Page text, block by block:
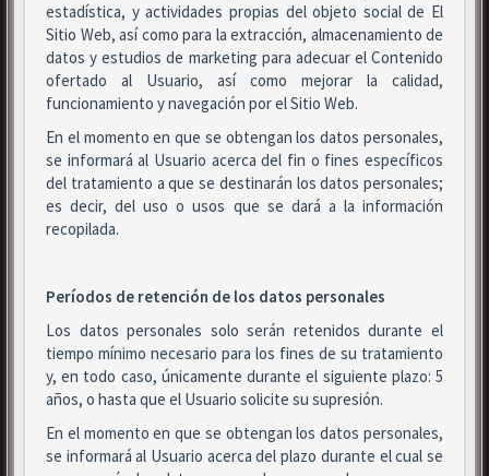
estadística, y actividades propias del objeto social de El
Sitio Web, así como para la extracción, almacenamiento de
datos y estudios de marketing para adecuar el Contenido
ofertado al Usuario, así como mejorar la calidad,
funcionamiento y navegación por el Sitio Web.
En el momento en que se obtengan los datos personales,
se informará al Usuario acerca del fin o fines específicos
del tratamiento a que se destinarán los datos personales;
es decir, del uso o usos que se dará a la información
recopilada.
Períodos de retención de los datos personales
Los datos personales solo serán retenidos durante el
tiempo mínimo necesario para los fines de su tratamiento
y, en todo caso, únicamente durante el siguiente plazo: 5
años, o hasta que el Usuario solicite su supresión.
En el momento en que se obtengan los datos personales,
se informará al Usuario acerca del plazo durante el cual se